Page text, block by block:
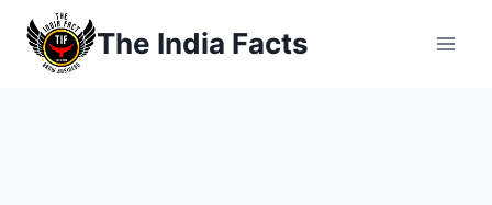
Skip
content
The India Facts